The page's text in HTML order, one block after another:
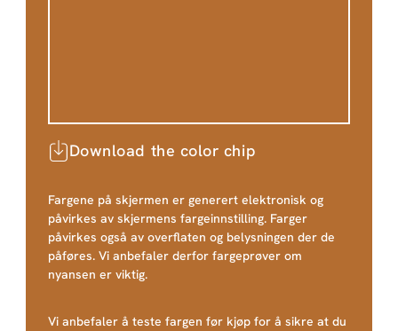
Download the color chip
Fargene på skjermen er generert elektronisk og
påvirkes av skjermens fargeinnstilling. Farger
påvirkes også av overflaten og belysningen der de
påføres. Vi anbefaler derfor fargeprøver om
nyansen er viktig.
Vi anbefaler å teste fargen før kjøp for å sikre at du